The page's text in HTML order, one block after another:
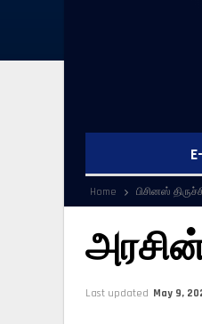
Home பிசினஸ்
Last updated May 9,